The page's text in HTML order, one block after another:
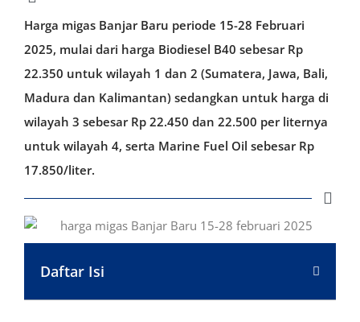
Harga migas Banjar Baru periode 15-28 Februari
2025, mulai dari harga Biodiesel B40 sebesar Rp
22.350 untuk wilayah 1 dan 2 (Sumatera, Jawa, Bali,
Madura dan Kalimantan) sedangkan untuk harga di
wilayah 3 sebesar Rp 22.450 dan 22.500 per liternya
untuk wilayah 4, serta Marine Fuel Oil sebesar Rp
17.850/liter.
Daftar Isi